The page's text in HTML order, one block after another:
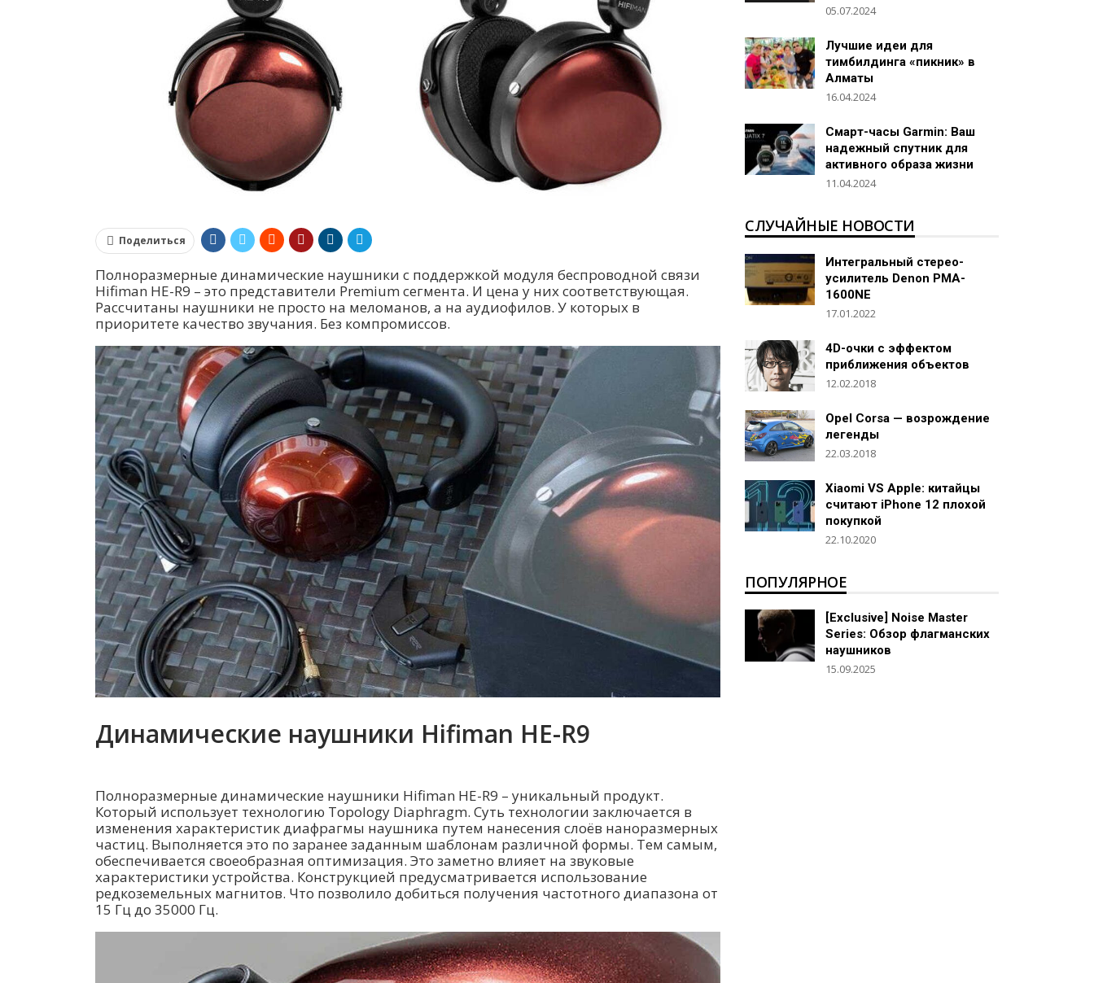
Поделиться
Полноразмерные динамические наушники с поддержкой модуля беспроводной связи
Hifiman HE-R9 – это представители Premium сегмента. И цена у них соответствующая.
Рассчитаны наушники не просто на меломанов, а на аудиофилов. У которых в
приоритете качество звучания. Без компромиссов.
Динамические наушники Hifiman HE-R9
Полноразмерные динамические наушники Hifiman HE-R9 – уникальный продукт.
Который использует технологию Topology Diaphragm. Суть технологии заключается в
изменения характеристик диафрагмы наушника путем нанесения слоёв наноразмерных
частиц. Выполняется это по заранее заданным шаблонам различной формы. Тем самым,
обеспечивается своеобразная оптимизация. Это заметно влияет на звуковые
характеристики устройства. Конструкцией предусматривается использование
редкоземельных магнитов. Что позволило добиться получения частотного диапазона от
15 Гц до 35000 Гц.
05.07.2024
Лучшие идеи для
тимбилдинга «пикник» в
Алматы
16.04.2024
Смарт-часы Garmin: Ваш
надежный спутник для
активного образа жизни
11.04.2024
СЛУЧАЙНЫЕ НОВОСТИ
Интегральный стерео-
усилитель Denon PMA-
1600NE
17.01.2022
4D-очки с эффектом
приближения объектов
12.02.2018
Opel Corsa — возрождение
легенды
22.03.2018
Xiaomi VS Apple: китайцы
считают iPhone 12 плохой
покупкой
22.10.2020
ПОПУЛЯРНОЕ
[Exclusive] Noise Master
Series: Обзор флагманских
наушников
15.09.2025